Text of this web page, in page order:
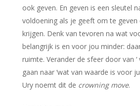
ook geven. En geven is een sleutel
voldoening als je geeft om te
krijgen. Denk van tevoren na wat
belangrijk is en voor jou minder:
ruimte. Verander de sfeer door van ‘
gaan naar ‘wat van waarde is voor
Ury noemt dit de crowning move.